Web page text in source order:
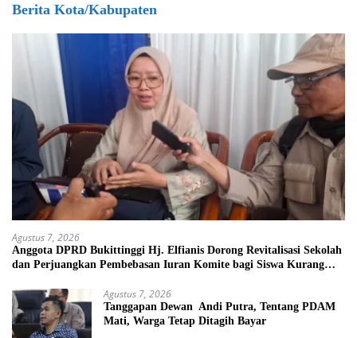
Berita Kota/Kabupaten
Agustus 7, 2026
Anggota DPRD Bukittinggi Hj. Elfianis Dorong Revitalisasi Sekolah
dan Perjuangkan Pembebasan Iuran Komite bagi Siswa Kurang
Agustus 7, 2026
Tanggapan Dewan Andi Putra, Tentang PDAM
Mati, Warga Tetap Ditagih Bayar